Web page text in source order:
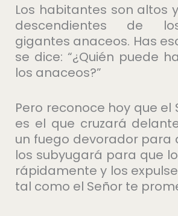
Los habitantes son altos
descendientes de
gigantes anaceos. Has
se dice: “¿Quién puede
los anaceos?”
Pero reconoce hoy que el
es el que cruzará
un fuego devorador para
los subyugará para que
rápidamente y los
tal como el Señor te